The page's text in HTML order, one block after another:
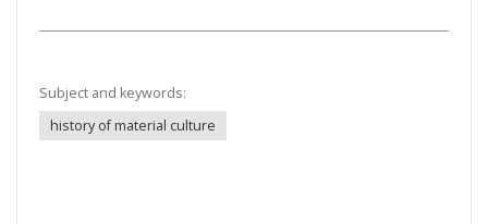
Subject and keywords:
history of material culture